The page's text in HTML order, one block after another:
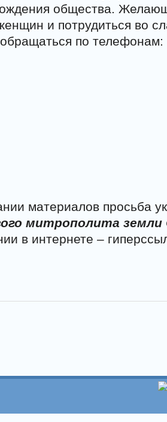
общества.
и потрудиться во
по
материалов просьба
митрополита земли
в интернете –